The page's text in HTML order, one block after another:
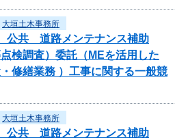
大垣土木事務所
公共 道路メンテナンス補助
検調査）委託（MEを活用した
修繕業務 ）工事に関する一般競
大垣土木事務所
公共 道路メンテナンス補助